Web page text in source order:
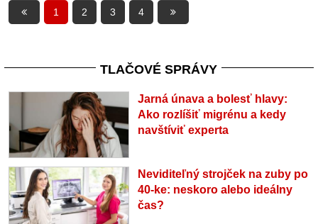
1 2 3 4
TLAČOVÉ SPRÁVY
Jarná únava a bolesť hlavy:
Ako rozlíšiť migrénu a kedy
navštíviť experta
Neviditeľný strojček na zuby po
40-ke: neskoro alebo ideálny
čas?